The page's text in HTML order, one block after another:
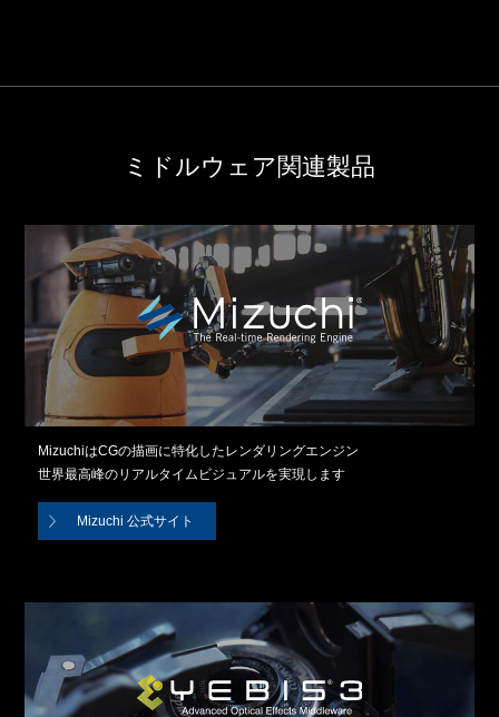
ミドルウェア関連製品
MizuchiはCGの描画に特化したレンダリングエンジン
世界最高峰のリアルタイムビジュアルを実現します
Mizuchi 公式サイト